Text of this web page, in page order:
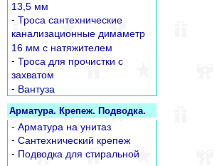
13,5 мм
- Троса сантехнические
канализационные димаметр
16 мм с натяжителем
- Троса для прочистки с
захватом
- Вантуза
Арматура. Крепеж. Подводка.
- Арматура на унитаз
- Сантехнический крепеж
- Подводка для стиральной